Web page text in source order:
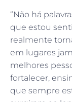
“Não há
que estou
realmente
em lugares
melhores
fortalecer,
que sempre